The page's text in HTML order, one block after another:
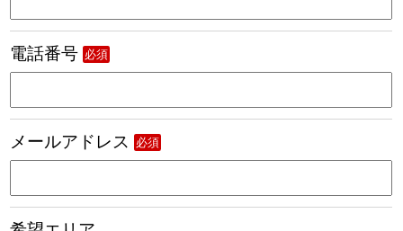
電話番号 必須
メールアドレス 必須